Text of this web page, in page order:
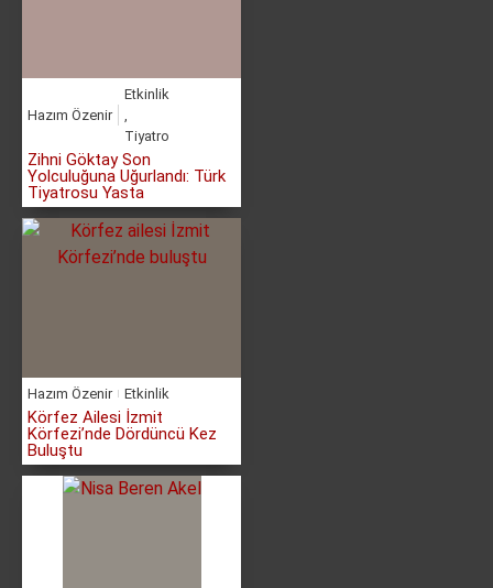
Hazım Özenir
Etkinlik
,
Tiyatro
Zihni Göktay Son
Yolculuğuna Uğurlandı: Türk
Tiyatrosu Yasta
Hazım Özenir Etkinlik
Körfez Ailesi İzmit
Körfezi’nde Dördüncü Kez
Buluştu